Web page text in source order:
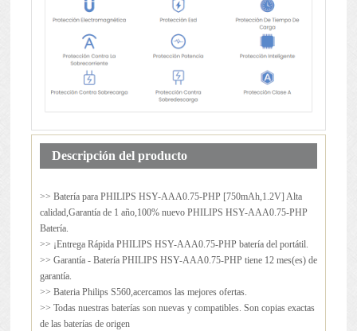
Descripción del producto
>> Batería para PHILIPS HSY-AAA0.75-PHP [750mAh,1.2V] Alta
calidad,Garantía de 1 año,100% nuevo PHILIPS HSY-AAA0.75-PHP
Batería.
>> ¡Entrega Rápida PHILIPS HSY-AAA0.75-PHP batería del portátil.
>> Garantía - Batería PHILIPS HSY-AAA0.75-PHP tiene 12 mes(es) de
garantía.
>> Bateria Philips S560,acercamos las mejores ofertas.
>> Todas nuestras baterías son nuevas y compatibles. Son copias exactas
de las baterías de origen